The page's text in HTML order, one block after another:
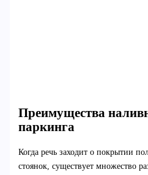
Преимущества
паркинга
Когда речь заходит о покрытии
стоянок, существует множество